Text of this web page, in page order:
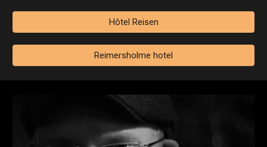
Hôtel Reisen
Reimersholme hotel